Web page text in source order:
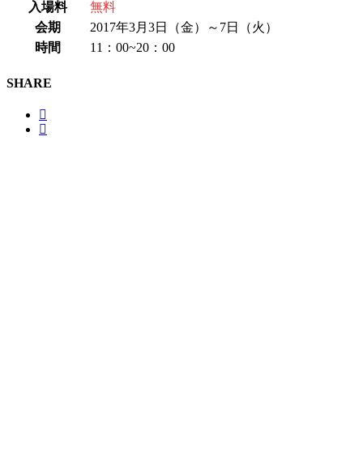
入場料
無料
会期
2017年3月3日（金）～7日（火）
時間
11：00~20：00
SHARE